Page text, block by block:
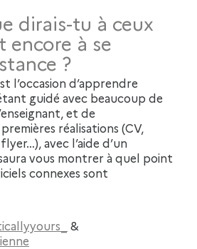
dirais-tu à ceux
encore à se
?
l’occasion d’apprendre
guidé avec beaucoup de
et de
réalisations (CV,
avec l’aide d’un
vous montrer à quel point
connexes sont
&